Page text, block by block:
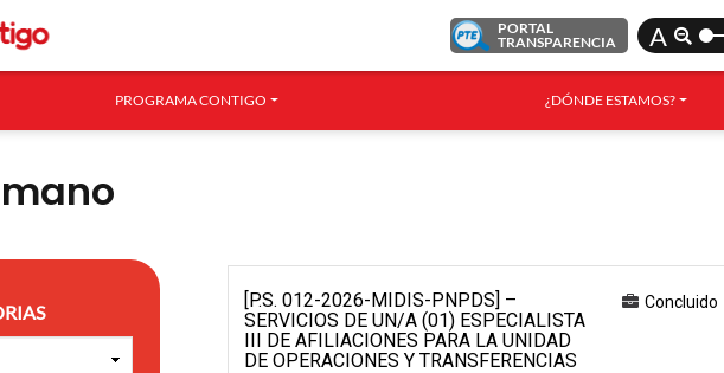
PORTAL
TRANSPARENCIA
A
PROGRAMA CONTIGO ¿DÓNDE ESTAMOS?
[P.S. 012-2026-MIDIS-PNPDS] –
SERVICIOS DE UN/A (01) ESPECIALISTA
III DE AFILIACIONES PARA LA UNIDAD
DE OPERACIONES Y TRANSFERENCIAS
Concluido